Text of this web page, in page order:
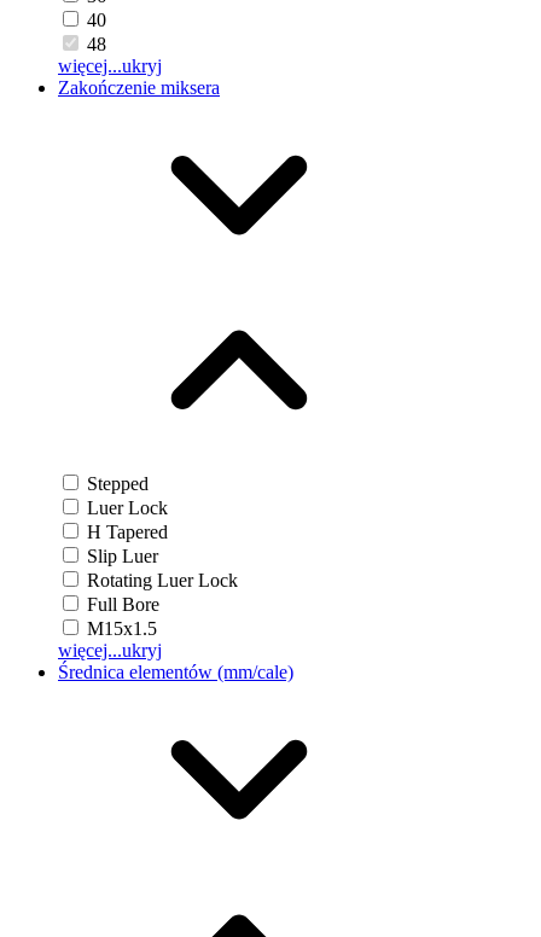
40
48
więcej...ukryj
Zakończenie miksera
Stepped
Luer Lock
H Tapered
Slip Luer
Rotating Luer Lock
Full Bore
M15x1.5
więcej...ukryj
Średnica elementów (mm/cale)